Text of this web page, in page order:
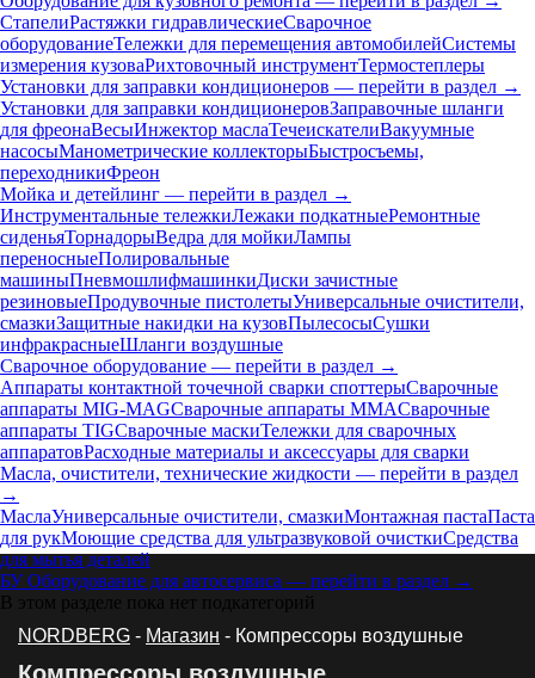
СтапелиРастяжки гидравлическиеСварочное
оборудованиеТележки для перемещения автомобилейСистемы
измерения кузоваРихтовочный инструментТермостеплеры
Установки для заправки кондиционеров — перейти в раздел →
Установки для заправки кондиционеровЗаправочные шланги
для фреонаВесыИнжектор маслаТечеискателиВакуумные
насосыМанометрические коллекторыБыстросъемы,
переходникиФреон
Мойка и детейлинг — перейти в раздел →
Инструментальные тележкиЛежаки подкатныеРемонтные
сиденьяТорнадорыВедра для мойкиЛампы
переносныеПолировальные
машиныПневмошлифмашинкиДиски зачистные
резиновыеПродувочные пистолетыУниверсальные очистители,
смазкиЗащитные накидки на кузовПылесосыСушки
инфракрасныеШланги воздушные
Сварочное оборудование — перейти в раздел →
Аппараты контактной точечной сварки cпоттерыСварочные
аппараты MIG-MAGСварочные аппараты MMAСварочные
аппараты TIGСварочные маскиТележки для сварочных
аппаратовРасходные материалы и аксессуары для сварки
Масла, очистители, технические жидкости — перейти в раздел
→
МаслаУниверсальные очистители, смазкиМонтажная пастаПаста
для рукМоющие средства для ультразвуковой очисткиСредства
для мытья деталей
БУ Оборудование для автосервиса — перейти в раздел →
В этом разделе пока нет подкатегорий
NORDBERG - Магазин - Компрессоры воздушные